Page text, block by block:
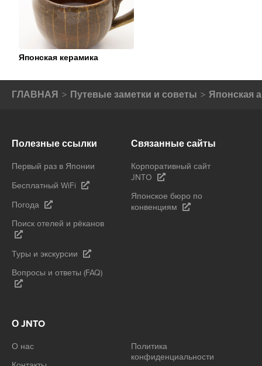
Японская керамика
TOURISM
ORGANIZATION
ГЛАВНАЯ Путевые заметки и советы Японская
Полезные ссылки
Первый раз в Японии
Бесплатный WiFi
Погода
Поиск отелей и рёканов
Туры и экскурсии
Вопросы и ответы (FAQ)
Связанные сайты
Корпоративный сайт
JNTO
Японское бюро по
конвенциям
О JNTO
О нас
Политика
конфиденциальности